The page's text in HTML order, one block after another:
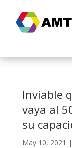
Inviable
vaya al
su
May 10, 2021 |